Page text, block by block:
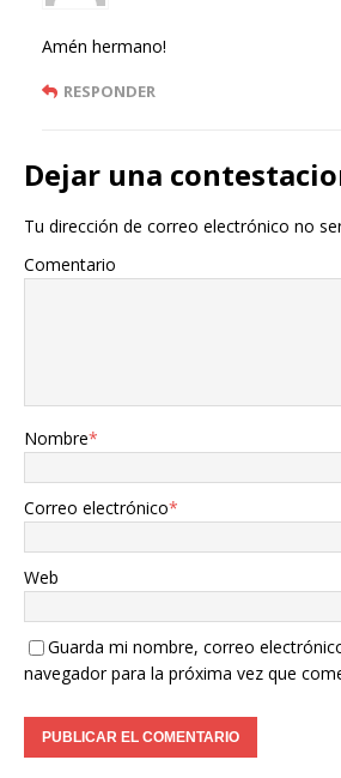
Amén hermano!
RESPONDER
Dejar una
Tu dirección de correo electrónico no
Comentario
Nombre*
Correo electrónico*
Web
Guarda mi nombre, correo
navegador para la próxima vez que